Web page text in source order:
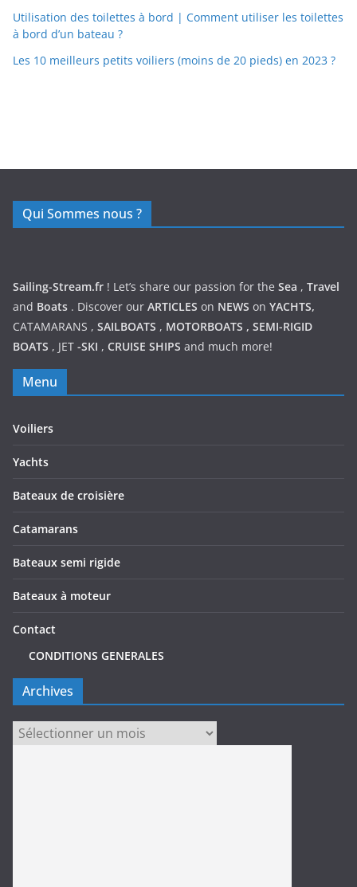
Utilisation des toilettes à bord | Comment utiliser les toilettes
à bord d’un bateau ?
Les 10 meilleurs petits voiliers (moins de 20 pieds) en 2023 ?
Qui Sommes nous ?
Sailing-Stream.fr ! Let’s share our passion for the Sea , Travel
and Boats . Discover our ARTICLES on NEWS on YACHTS,
CATAMARANS , SAILBOATS , MOTORBOATS , SEMI-RIGID
BOATS , JET -SKI , CRUISE SHIPS and much more!
Menu
Voiliers
Yachts
Bateaux de croisière
Catamarans
Bateaux semi rigide
Bateaux à moteur
Contact
CONDITIONS GENERALES
Archives
Archives